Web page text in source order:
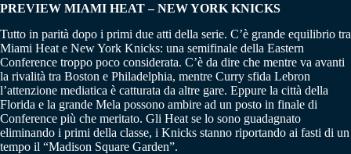
PREVIEW MIAMI HEAT – NEW YORK KNICKS
Tutto in parità dopo i primi due atti della serie. C’è grande equilibrio tra
Miami Heat e New York Knicks: una semifinale della Eastern
Conference troppo poco considerata. C’è da dire che mentre va avanti
la rivalità tra Boston e Philadelphia, mentre Curry sfida Lebron
l’attenzione mediatica è catturata da altre gare. Eppure la città della
Florida e la grande Mela possono ambire ad un posto in finale di
Conference più che meritato. Gli Heat se lo sono guadagnato
eliminando i primi della classe, i Knicks stanno riportando ai fasti di un
tempo il “Madison Square Garden”.